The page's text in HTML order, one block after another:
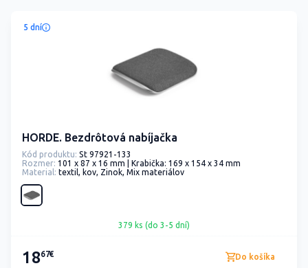
5 dní
HORDE. Bezdrôtová nabíjačka
Kód produktu: St 97921-133
Rozmer: 101 x 87 x 16 mm | Krabička: 169 x 154 x 34 mm
Material: textil, kov, Zinok, Mix materiálov
379 ks (do 3-5 dní)
1867€ Do košíka